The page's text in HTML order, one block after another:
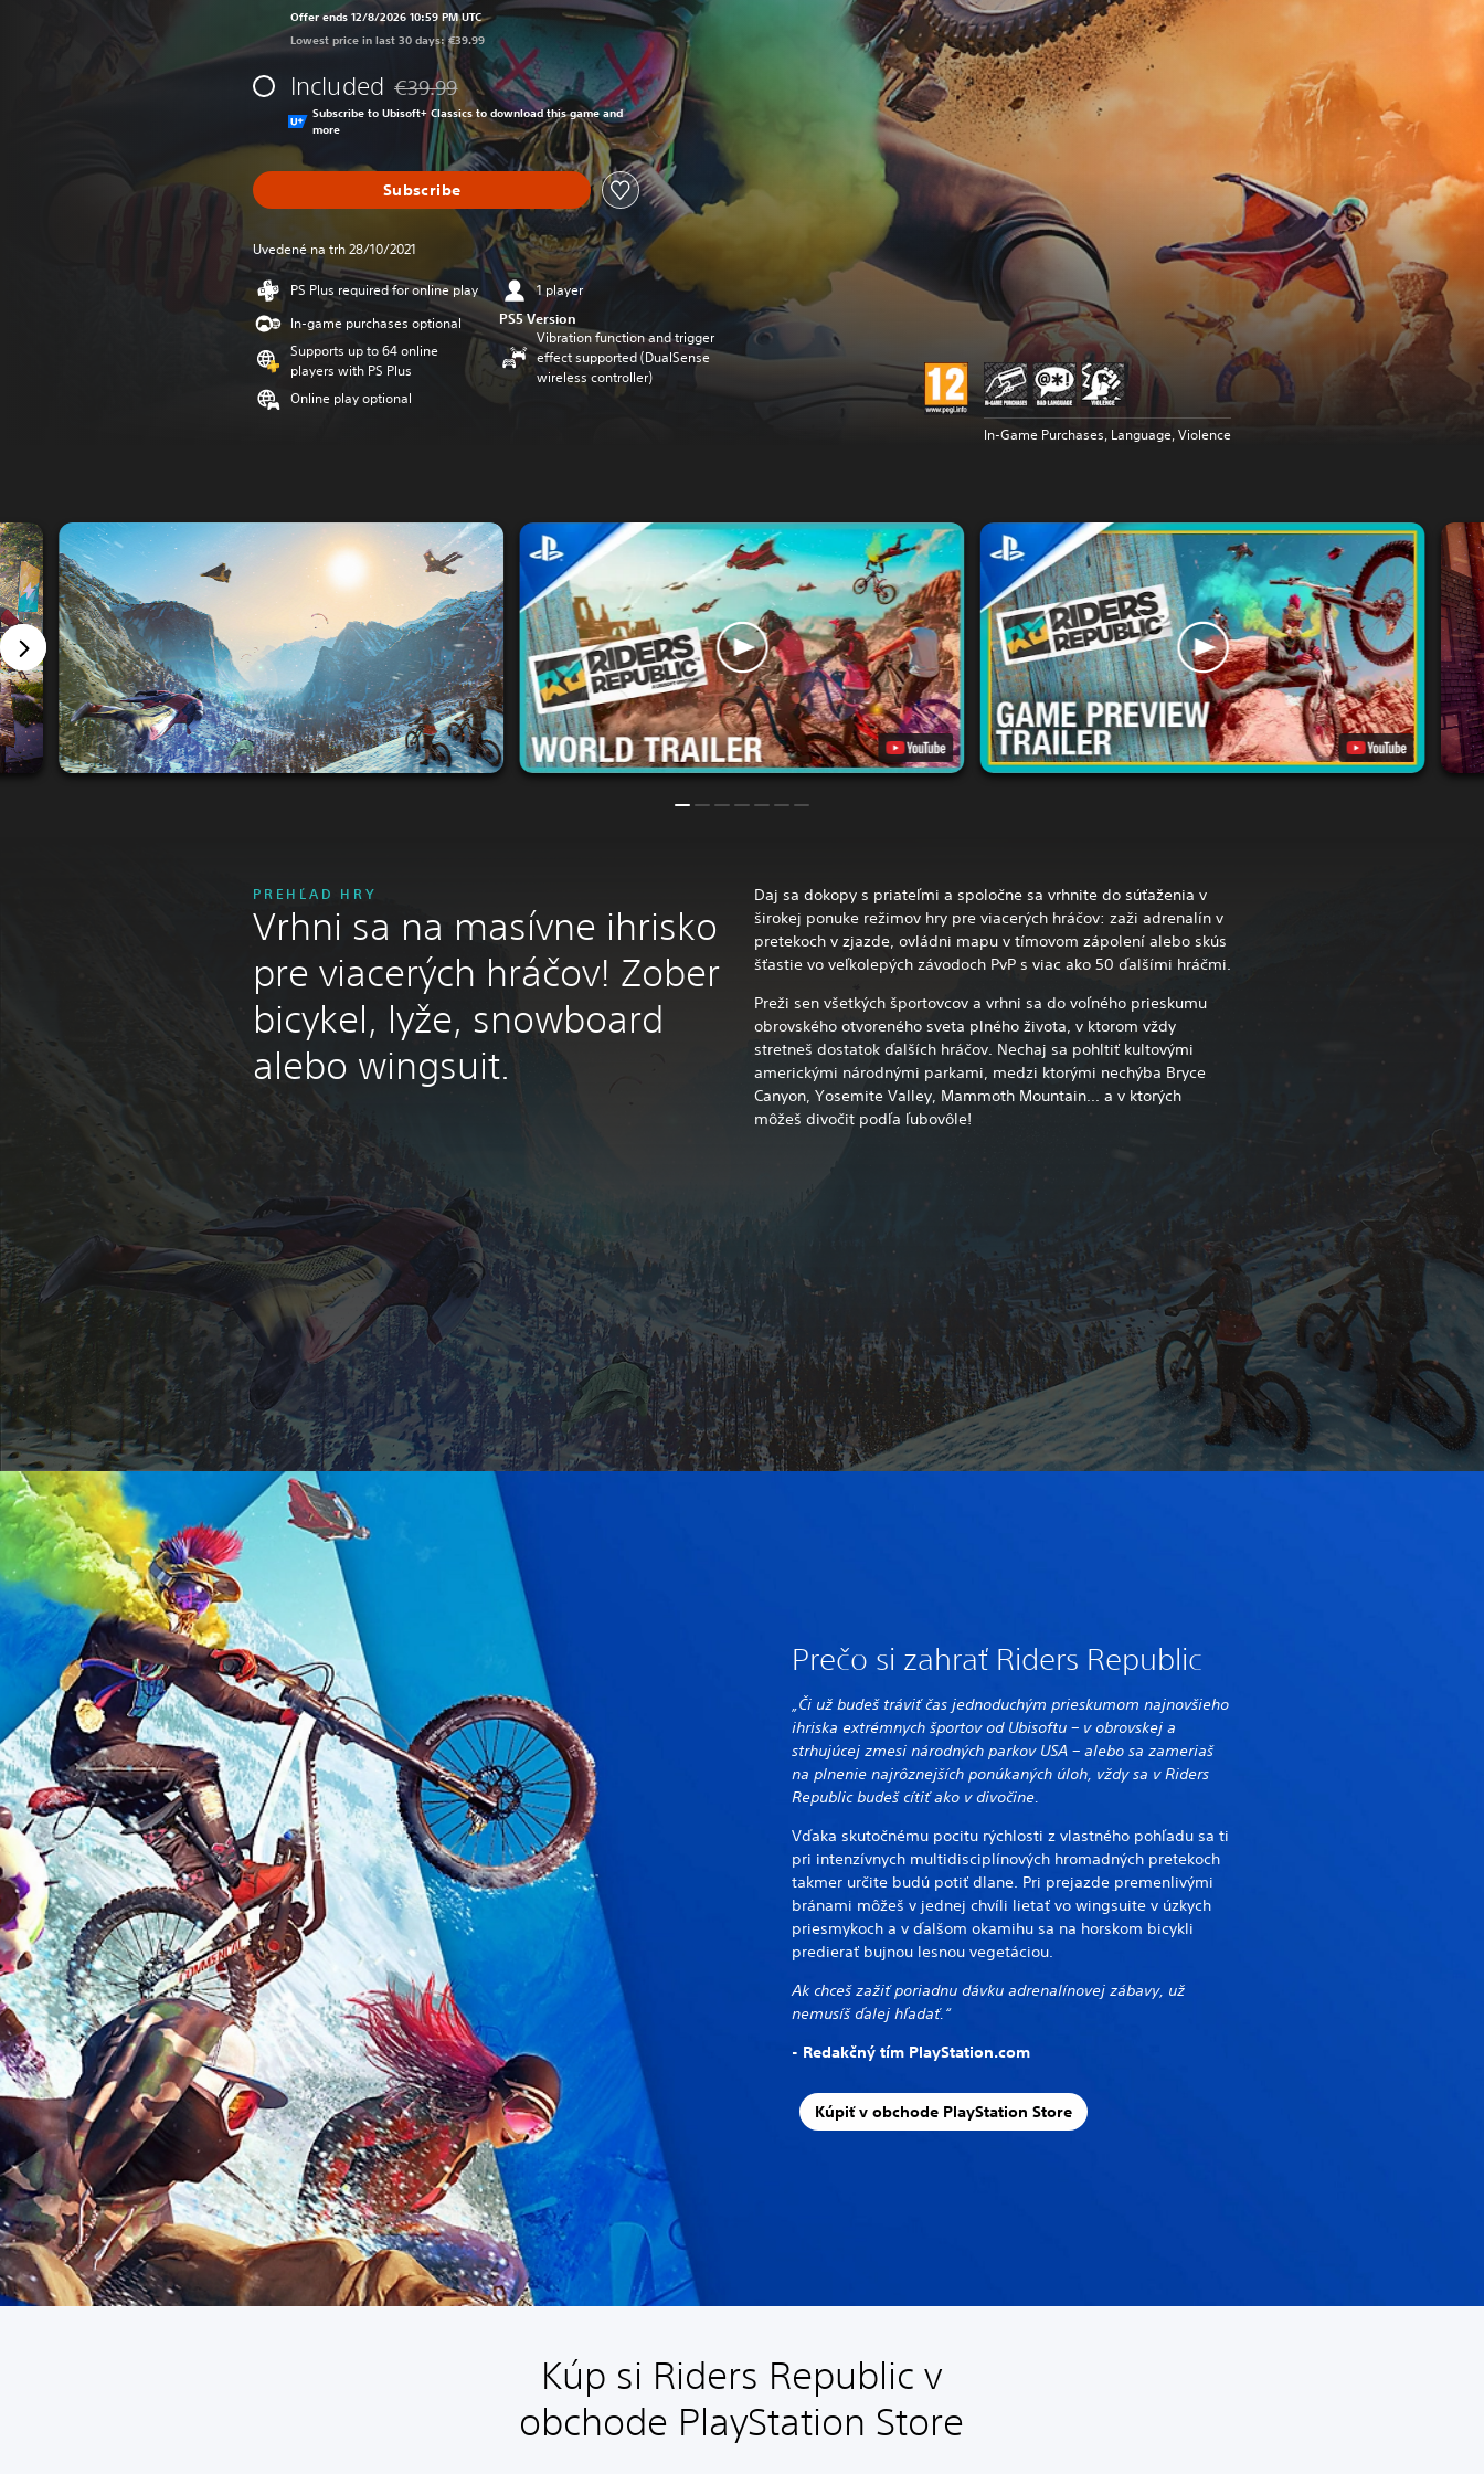
Offer ends 12/8/2026 10:59 PM UTC
Lowest price in last 30 days: €39.99
Included Discounted from original price of €39.99
€39.99
Subscribe to Ubisoft+ Classics to download this game and
more
Subscribe
Uvedené na trh 28/10/2021
PS Plus required for online play
In-game purchases optional
Supports up to 64 online
players with PS Plus
Online play optional
1 player
PS5 Version
Vibration function and trigger
effect supported (DualSense
wireless controller)
In-Game Purchases, Language, Violence
PREHĽAD HRY
Vrhni sa na masívne ihrisko
pre viacerých hráčov! Zober
bicykel, lyže, snowboard
alebo wingsuit.
Daj sa dokopy s priateľmi a spoločne sa vrhnite do súťaženia v
širokej ponuke režimov hry pre viacerých hráčov: zaži adrenalín v
pretekoch v zjazde, ovládni mapu v tímovom zápolení alebo skús
šťastie vo veľkolepých závodoch PvP s viac ako 50 ďalšími hráčmi.
Preži sen všetkých športovcov a vrhni sa do voľného prieskumu
obrovského otvoreného sveta plného života, v ktorom vždy
stretneš dostatok ďalších hráčov. Nechaj sa pohltiť kultovými
americkými národnými parkami, medzi ktorými nechýba Bryce
Canyon, Yosemite Valley, Mammoth Mountain... a v ktorých
môžeš divočit podľa ľubovôle!
Prečo si zahrať Riders Republic
„Či už budeš tráviť čas jednoduchým prieskumom najnovšieho
ihriska extrémnych športov od Ubisoftu – v obrovskej a
strhujúcej zmesi národných parkov USA – alebo sa zameriaš
na plnenie najrôznejších ponúkaných úloh, vždy sa v Riders
Republic budeš cítiť ako v divočine.
Vďaka skutočnému pocitu rýchlosti z vlastného pohľadu sa ti
pri intenzívnych multidisciplínových hromadných pretekoch
takmer určite budú potiť dlane. Pri prejazde premenlivými
bránami môžeš v jednej chvíli lietať vo wingsuite v úzkych
priesmykoch a v ďalšom okamihu sa na horskom bicykli
predierať bujnou lesnou vegetáciou.
Ak chceš zažiť poriadnu dávku adrenalínovej zábavy, už
nemusíš ďalej hľadať.“
- Redakčný tím PlayStation.com
Kúpiť v obchode PlayStation Store
Kúp si Riders Republic v
obchode PlayStation Store